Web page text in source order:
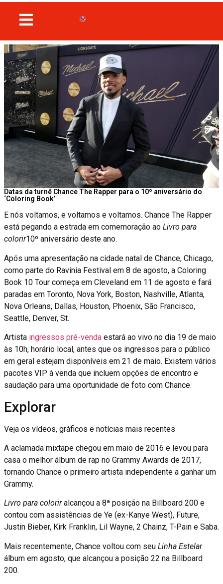
Datas da turnê Chance The Rapper para o 10º aniversário do
‘Coloring Book’
E nós voltamos, e voltamos e voltamos. Chance The Rapper
está pegando a estrada em comemoração ao Livro para
colorir10º aniversário deste ano.
Após uma apresentação na cidade natal de Chance, Chicago,
como parte do Ravinia Festival em 8 de agosto, a Coloring
Book 10 Tour começa em Cleveland em 11 de agosto e fará
paradas em Toronto, Nova York, Boston, Nashville, Atlanta,
Nova Orleans, Dallas, Houston, Phoenix, São Francisco,
Seattle, Denver, St.
Artista ingressos pré-venda estará ao vivo no dia 19 de maio
às 10h, horário local, antes que os ingressos para o público
em geral estejam disponíveis em 21 de maio. Existem vários
pacotes VIP à venda que incluem opções de encontro e
saudação para uma oportunidade de foto com Chance.
Explorar
Veja os vídeos, gráficos e notícias mais recentes
A aclamada mixtape chegou em maio de 2016 e levou para
casa o melhor álbum de rap no Grammy Awards de 2017,
tornando Chance o primeiro artista independente a ganhar um
Grammy.
Livro para coloriralcançou a 8ª posição na Billboard 200 e
contou com assistências de Ye (ex-Kanye West), Future,
Justin Bieber, Kirk Franklin, Lil Wayne, 2 Chainz, T-Pain e Saba.
Mais recentemente, Chance voltou com seu Linha Estelar
álbum em agosto, que alcançou a posição 22 na Billboard
200.